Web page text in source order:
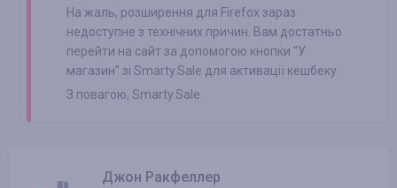
На жаль, розширення для Firefox зараз
недоступне з технічних причин. Вам достатньо
перейти на сайт за допомогою кнопки "У
магазин" зі Smarty.Sale для активації кешбеку.
З повагою, Smarty.Sale
Джон Ракфеллер